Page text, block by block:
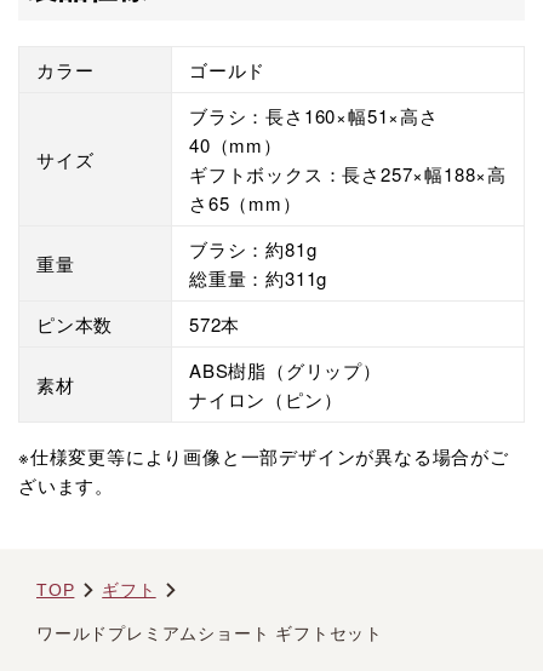
カラー ゴールド
サイズ
ブラシ：長さ160×幅51×高さ
40（mm）
ギフトボックス：長さ257×幅188×高
さ65（mm）
重量
ブラシ：約81g
総重量：約311g
ピン本数
572本
素材
ABS樹脂（グリップ）
ナイロン（ピン）
※仕様変更等により画像と一部デザインが異なる場合がご
ざいます。
TOP ギフト
ワールドプレミアムショート ギフトセット